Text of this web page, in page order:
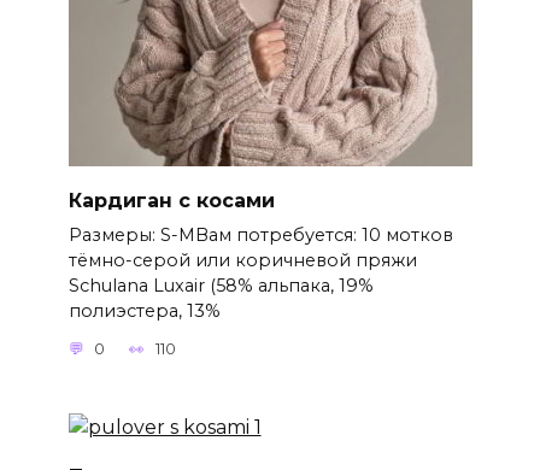
Кардиган с косами
Размеры: S-MВам потребуется: 10 мотков
тёмно-серой или коричневой пряжи
Schulana Luxair (58% альпака, 19%
полиэстера, 13%
0 110